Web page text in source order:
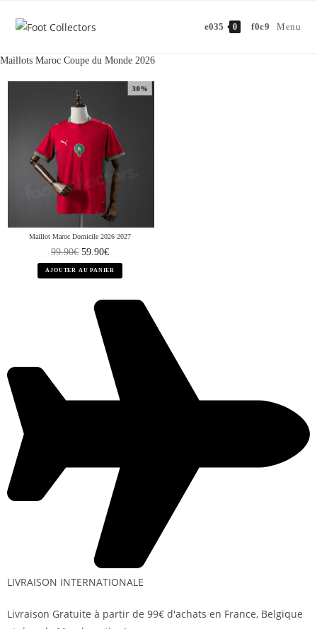
0 Menu
Maillots Maroc Coupe du Monde 2026
30%
Maillot Maroc Domicile 2026 2027
99.90€ 59.90€
AJOUTER AU PANIER
LIVRAISON INTERNATIONALE
Livraison Gratuite à partir de 99€ d'achats en France, Belgique